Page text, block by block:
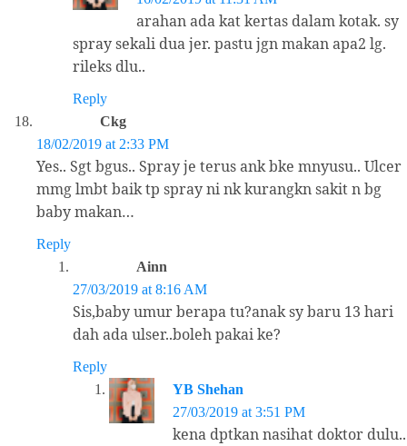
arahan ada kat kertas dalam kotak. sy
spray sekali dua jer. pastu jgn makan apa2 lg.
rileks dlu..
Reply
Ckg
18/02/2019 at 2:33 PM
Yes.. Sgt bgus.. Spray je terus ank bke mnyusu.. Ulcer
mmg lmbt baik tp spray ni nk kurangkn sakit n bg
baby makan…
Reply
Ainn
27/03/2019 at 8:16 AM
Sis,baby umur berapa tu?anak sy baru 13 hari
dah ada ulser..boleh pakai ke?
Reply
YB Shehan
27/03/2019 at 3:51 PM
kena dptkan nasihat doktor dulu..